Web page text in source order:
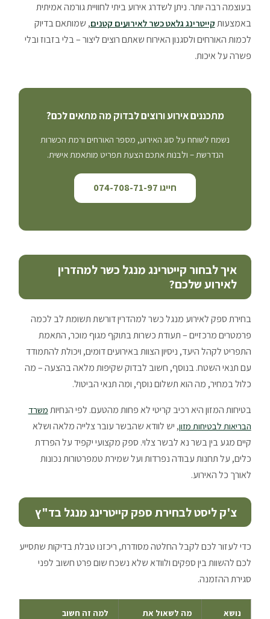
בעוצמה רבה יותר. ניתן לשדרג אירוע ביתי לחוויית גורמה אמיתית
באמצעות קייטרינג גלאט כשר לאירועים קטנים, שמותאם בדיוק
לכמות האורחים ולסגנון האירוח שאתם רוצים ליצור – בלי בזבוז ובלי
פשרה על איכות.
מתכננים אירוע ורוצים לבדוק מה מתאים לכם?
נשמח לשוחח על סוג האירוע, מספר האורחים ורמת הכשרות
הנדרשת – ולבנות אתכם הצעת תפריט מותאמת אישית.
חייגו 074-708-71-97
איך לבחור קייטרינג מנגל כשר למהדרין
לאירוע שלכם?
בחירת ספק לאירוע מנגל כשר למהדרין דורשת תשומת לב לכמה
פרמטרים מרכזיים – תעודת כשרות בתוקף מגוף מוכר, התאמת
התפריט לקהל היעד, ניסיון הצוות באירועים דומים, ויכולת להתמודד
עם תנאי השטח. בנוסף, חשוב לבדוק שקיפות מלאה בהצעה – מה
כלול במחיר, מה הוא תשלום נוסף, ומה תנאי הביטול.
בטיחות המזון היא רכיב קריטי לא פחות מהטעם. לפי הנחיות משרד
הבריאות לבטיחות מזון, יש לוודא שהבשר עובר צלייה מלאה ושלא
קיים מגע בין בשר נא לבשר צלוי. ספק מקצועי יקפיד על הפרדת
כלים, על תחנות עבודה נפרדות ועל שמירת טמפרטורות נכונות
לאורך כל האירוע.
צ'ק ליסט לבחירת ספק קייטרינג מנגל בד"ץ
כדי לעזור לכם לקבל החלטה מסודרת, ריכזנו טבלת בדיקות שתסייע
לכם להשוות בין ספקים ולוודא שלא נשכח שום פרט חשוב לפני
סגירת ההזמנה.
נושא
מה לשאול את
למה זה חשוב